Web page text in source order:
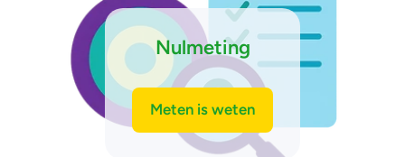
Nulmeting
Meten is weten